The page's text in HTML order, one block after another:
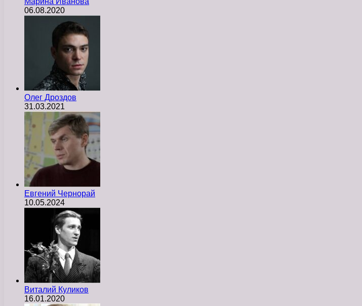
06.08.2020
Олег Дроздов
31.03.2021
Евгений Чернорай
10.05.2024
Виталий Куликов
16.01.2020